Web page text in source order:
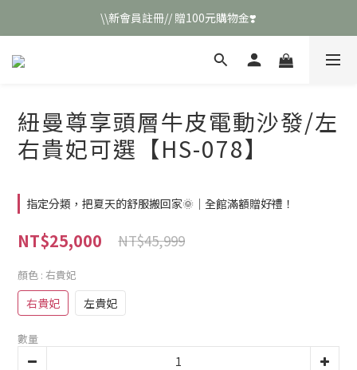
\\新會員註冊// 贈100元購物金❣️
\\新會員註冊// 贈100元購物金❣️
LINE好友招募\\ 回答數字 領取50元折扣碼 //
紐曼尊享頭層牛皮電動沙發/左
右貴妃可選【HS-078】
指定分類，把夏天的舒服搬回家🌞｜全館滿額贈好禮！
NT$25,000 NT$45,999
顏色 : 右貴妃
右貴妃 左貴妃
數量